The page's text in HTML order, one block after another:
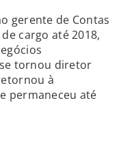
gerente de Contas
cargo até 2018,
se tornou diretor
à
permaneceu até